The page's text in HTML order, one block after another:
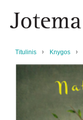
Titulinis Knygos